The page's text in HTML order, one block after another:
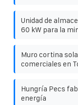
Unidad de
60 kW para la
Muro cortina
comerciales en
Hungría Pecs
energía